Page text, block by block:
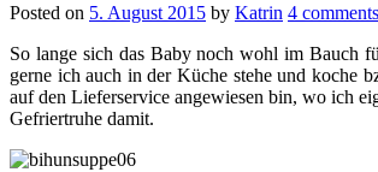
Posted on 5. August 2015 by Katrin 4 comments
So lange sich das Baby noch wohl im Bauch
gerne ich auch in der Küche stehe und koche
auf den Lieferservice angewiesen bin, wo ich
Gefriertruhe damit.